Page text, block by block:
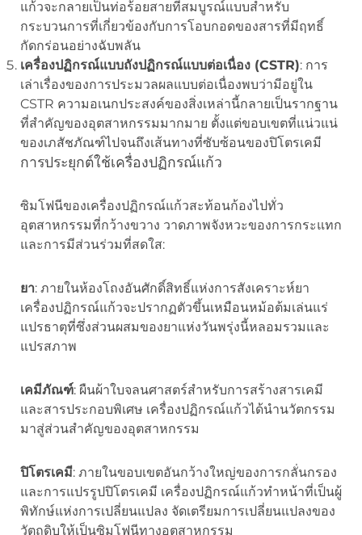
แก้วจะกลายเป็นท่อร้อยสายที่สมบูรณ์แบบสำหรับ
กระบวนการที่เกี่ยวข้องกับการโอบกอดของสารที่มีฤทธิ์
กัดกร่อนอย่างฉับพลัน
เครื่องปฏิกรณ์แบบถังปฏิกรณ์แบบต่อเนื่อง (CSTR): การ
เล่าเรื่องของการประมวลผลแบบต่อเนื่องพบว่ามีอยู่ใน
CSTR ความอเนกประสงค์ของสิ่งเหล่านี้กลายเป็นรากฐาน
ที่สำคัญของอุตสาหกรรมมากมาย ตั้งแต่ขอบเขตที่แน่วแน่
ของเภสัชภัณฑ์ไปจนถึงเส้นทางที่ซับซ้อนของปิโตรเคมี
การประยุกต์ใช้เครื่องปฏิกรณ์แก้ว
ซิมโฟนีของเครื่องปฏิกรณ์แก้วสะท้อนก้องไปทั่ว
อุตสาหกรรมที่กว้างขวาง วาดภาพจังหวะของการกระแทก
และการมีส่วนร่วมที่สดใส:
ยา: ภายในห้องโถงอันศักดิ์สิทธิ์แห่งการสังเคราะห์ยา
เครื่องปฏิกรณ์แก้วจะปรากฏตัวขึ้นเหมือนหม้อต้มเล่นแร่
แปรธาตุที่ซึ่งส่วนผสมของยาแห่งวันพรุ่งนี้หลอมรวมและ
แปรสภาพ
เคมีภัณฑ์: ผืนผ้าใบจลนศาสตร์สำหรับการสร้างสารเคมี
และสารประกอบพิเศษ เครื่องปฏิกรณ์แก้วได้นำนวัตกรรม
มาสู่ส่วนสำคัญของอุตสาหกรรม
ปิโตรเคมี: ภายในขอบเขตอันกว้างใหญ่ของการกลั่นกรอง
และการแปรรูปปิโตรเคมี เครื่องปฏิกรณ์แก้วทำหน้าที่เป็นผู้
พิทักษ์แห่งการเปลี่ยนแปลง จัดเตรียมการเปลี่ยนแปลงของ
วัตถุดิบให้เป็นซิมโฟนีทางอุตสาหกรรม